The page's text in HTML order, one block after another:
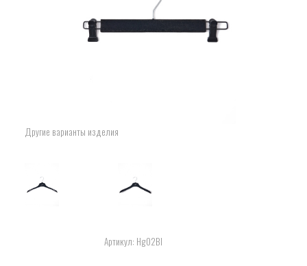
Другие варианты изделия
Артикул: Hg02Bl